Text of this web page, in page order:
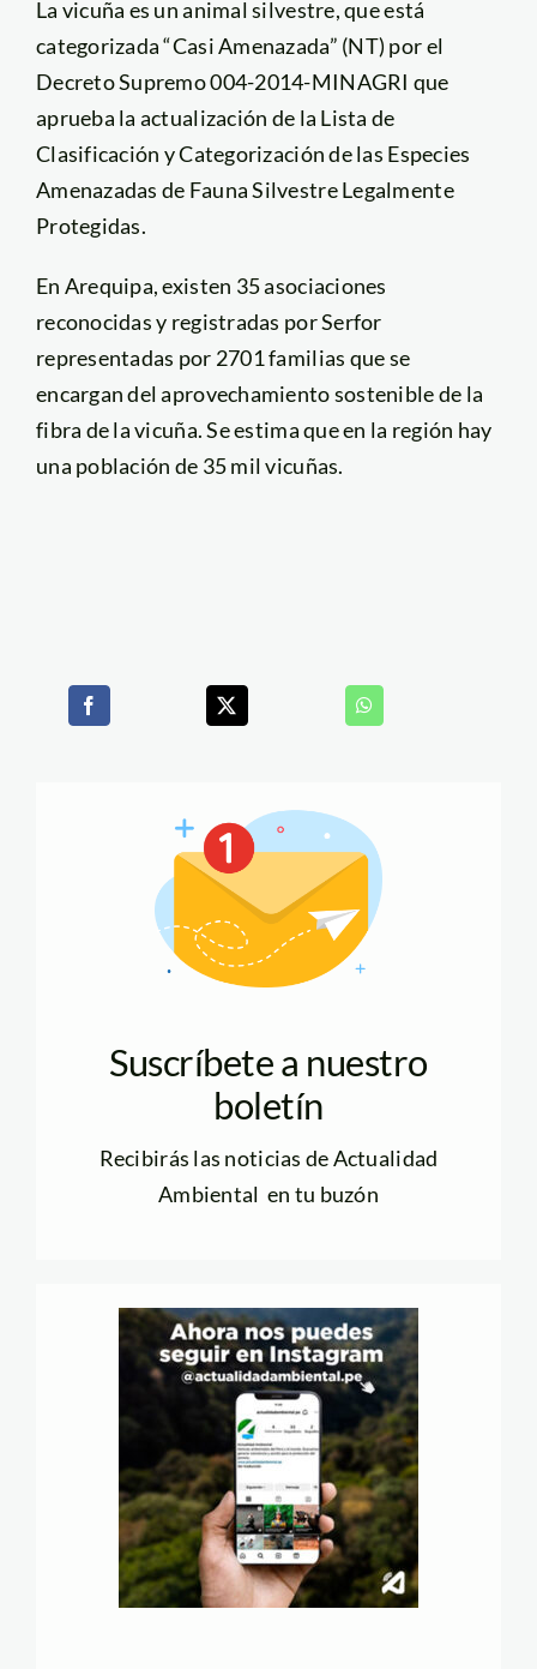
La vicuña es un animal silvestre, que está
categorizada “Casi Amenazada” (NT) por el
Decreto Supremo 004-2014-MINAGRI que
aprueba la actualización de la Lista de
Clasificación y Categorización de las Especies
Amenazadas de Fauna Silvestre Legalmente
Protegidas.
En Arequipa, existen 35 asociaciones
reconocidas y registradas por Serfor
representadas por 2701 familias que se
encargan del aprovechamiento sostenible de la
fibra de la vicuña. Se estima que en la región hay
una población de 35 mil vicuñas.
Suscríbete a nuestro
boletín
Recibirás las noticias de Actualidad
Ambiental en tu buzón